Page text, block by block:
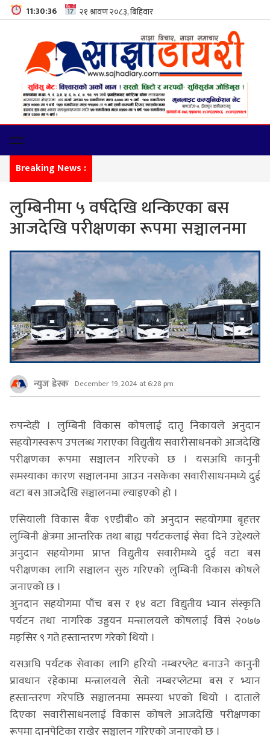
11:30:36
Breaking News :
लुम्बिनीमा ५ वर्षदेखि थन्किएका बस
आजदेखि परीक्षणका रूपमा सञ्चालनमा
न्युज डेस्क December 19, 2024 at 6:28 pm
रुपन्देही । लुम्बिनी विकास कोषलाई दातृ निकायले अनुदान
सहयोगस्वरूप उपलब्ध गराएका विद्युतीय सवारीसाधनको आजदेखि
परीक्षणका रूपमा सञ्चालन गरिएको छ । यसअघि कानुनी
समस्याका कारण सञ्चालनमा आउन नसकेका सवारीसाधनमध्ये दुई
वटा बस आजदेखि सञ्चालनमा ल्याइएको हो ।
एसियाली विकास बैंक ९एडीबी० को अनुदान सहयोगमा बृहत्तर
लुम्बिनी क्षेत्रमा आन्तरिक तथा बाह्य पर्यटकलाई सेवा दिने उद्देश्यले
अनुदान सहयोगमा प्राप्त विद्युतीय सवारीमध्ये दुई वटा बस
परीक्षणका लागि सञ्चालन सुरु गरिएको लुम्बिनी विकास कोषले
जनाएको छ ।
अुनदान सहयोगमा पाँच बस र १४ वटा विद्युतीय भ्यान संस्कृति
पर्यटन तथा नागरिक उड्डयन मन्त्रालयले कोषलाई विसं २०७७
मङ्सिर ९ गते हस्तान्तरण गरेको थियो ।
यसअघि पर्यटक सेवाका लागि हरियो नम्बरप्लेट बनाउने कानुनी
प्रावधान रहेकामा मन्त्रालयले सेतो नम्बरप्लेटमा बस र भ्यान
हस्तान्तरण गरेपछि सञ्चालनमा समस्या भएको थियो । दाताले
दिएका सवारीसाधनलाई विकास कोषले आजदेखि परीक्षणका
रूपमा दानपेटिका राखेर सञ्चालन गरिएको जनाएको छ ।